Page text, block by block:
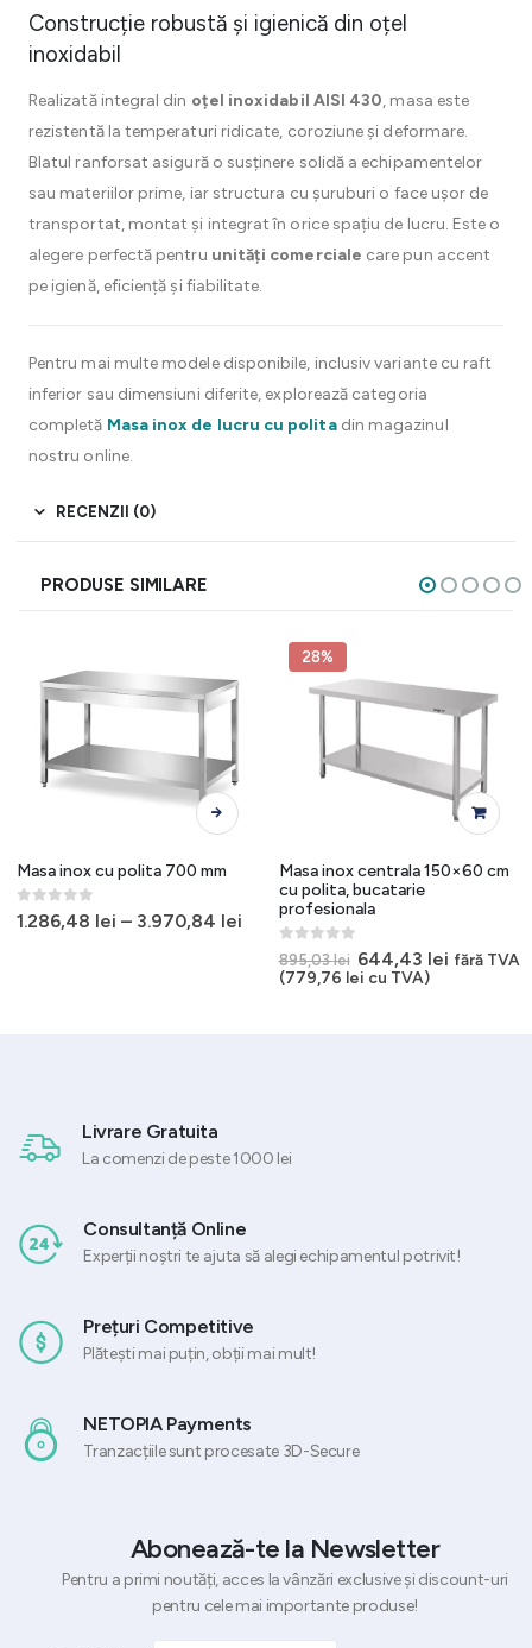
Construcție robustă și igienică din oțel
inoxidabil
Realizată integral din oțel inoxidabil AISI 430, masa este
rezistentă la temperaturi ridicate, coroziune și deformare.
Blatul ranforsat asigură o susținere solidă a echipamentelor
sau materiilor prime, iar structura cu șuruburi o face ușor de
transportat, montat și integrat în orice spațiu de lucru. Este o
alegere perfectă pentru unități comerciale care pun accent
pe igienă, eficiență și fiabilitate.
Pentru mai multe modele disponibile, inclusiv variante cu raft
inferior sau dimensiuni diferite, explorează categoria
completă Masa inox de lucru cu politadin magazinul
nostru online.
RECENZII (0)
PRODUSE SIMILARE
Acest produs are mai multe variații. Opțiunile pot fi alese în pagina produsului.
Masa inox cu polita 700 mm
0 out of 5
1.286,48 lei – 3.970,84 lei
28%
Masa inox centrala 150×60 cm
cu polita, bucatarie
profesionala
0out of 5
895,03lei Prețul
inițial
644,43 lei Prețul
fără TVA
(779,76 lei cu TVA)
Livrare Gratuita
La comenzi de peste 1000 lei
Consultanță Online
Experții noștri te ajuta să alegi echipamentul potrivit!
Prețuri Competitive
Plătești mai puțin, obții mai mult!
NETOPIA Payments
Tranzacțiile sunt procesate 3D-Secure
Abonează-te la Newsletter
Pentru a primi noutăți, acces la vânzări exclusive și discount-uri
pentru cele mai importante produse!